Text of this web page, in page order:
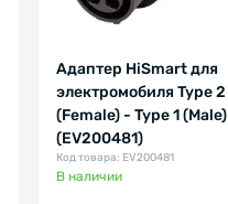
Адаптер HiSmart для
электромобиля Type 2
(Female) - Type 1 (Male)
(EV200481)
Код товара: EV200481
В наличии